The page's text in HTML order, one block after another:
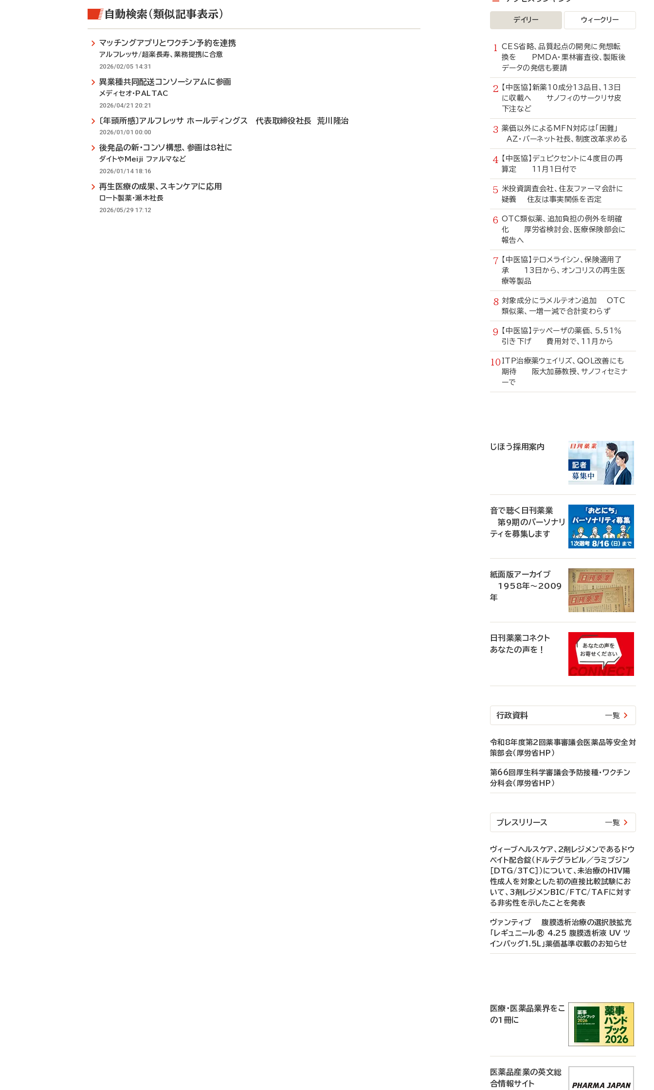
自動検索（類似記事表示）
マッチングアプリとワクチン予約を連携
アルフレッサ/超楽長寿、業務提携に合意
2026/02/05 14:31
異業種共同配送コンソーシアムに参画
メディセオ・PALTAC
2026/04/21 20:21
〔年頭所感〕アルフレッサ ホールディングス 代表取締役社長 荒川隆治
2026/01/01 00:00
後発品の新・コンソ構想、参画は8社に
ダイトやMeiji ファルマなど
2026/01/14 18:16
再生医療の成果、スキンケアに応用
ロート製薬・瀬木社長
2026/05/29 17:12
デイリー ウィークリー
CES省略、品質起点の開発に発想転
換を PMDA・栗林審査役、製販後
データの発信も要請
【中医協】新薬10成分13品目、13日
に収載へ サノフィのサークリサ皮
下注など
薬価以外によるMFN対応は「困難」
AZ・バーネット社長、制度改革求める
【中医協】デュピクセントに4度目の再
算定 11月1日付で
米投資調査会社、住友ファーマ会計に
疑義 住友は事実関係を否定
OTC類似薬、追加負担の例外を明確
化 厚労省検討会、医療保険部会に
報告へ
【中医協】テロメライシン、保険適用了
承 13日から、オンコリスの再生医
療等製品
対象成分にラメルテオン追加 OTC
類似薬、一増一減で合計変わらず
【中医協】テッペーザの薬価、5.51％
引き下げ 費用対で、11月から
ITP治療薬ウェイリズ、QOL改善にも
期待 阪大加藤教授、サノフィセミナ
ーで
じほう採用案内
音で聴く日刊薬業
第9期のパーソナリ
ティを募集します
紙面版アーカイブ
1958年～2009
年
日刊薬業コネクト
あなたの声を！
行政資料 一覧
令和8年度第2回薬事審議会医薬品等安全対
策部会（厚労省HP）
第66回厚生科学審議会予防接種・ワクチン
分科会（厚労省HP）
プレスリリース 一覧
ヴィーブヘルスケア、2剤レジメンであるドウ
ベイト配合錠（ドルテグラビル／ラミブジン
［DTG/3TC］）について、未治療のHIV陽
性成人を対象とした初の直接比較試験にお
いて、3剤レジメンBIC/FTC/TAFに対す
る非劣性を示したことを発表
ヴァンティブ 腹膜透析治療の選択肢拡充
「レギュニール® 4.25 腹膜透析液 UV ツ
インバッグ1.5L」薬価基準収載のお知らせ
医療・医薬品業界をこ
の1冊に
医薬品産業の英文総
合情報サイト